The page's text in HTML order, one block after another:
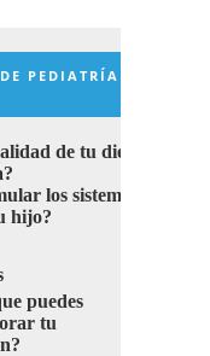
PEDIATRÍA
de tu dieta
los sistemas
hijo?
puedes
tu